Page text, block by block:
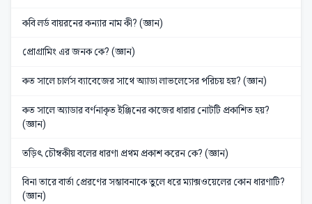
কবি লর্ড বায়রনের কন্যার নাম কী? (জ্ঞান)
প্রোগ্রামিং এর জনক কে? (জ্ঞান)
কত সালে চার্লস ব্যাবেজের সাথে অ্যাডা লাভলেসের পরিচয় হয়? (জ্ঞান)
কত সালে অ্যাডার বর্ণনাকৃত ইঞ্জিনের কাজের ধারার নোটটি প্রকাশিত হয়?
(জ্ঞান)
তড়িৎ চৌম্বকীয় বলের ধারণা প্রথম প্রকাশ করেন কে? (জ্ঞান)
বিনা তারে বার্তা প্রেরণের সম্ভাবনাকে তুলে ধরে ম্যাক্সওয়েলের কোন ধারণাটি?
(জ্ঞান)